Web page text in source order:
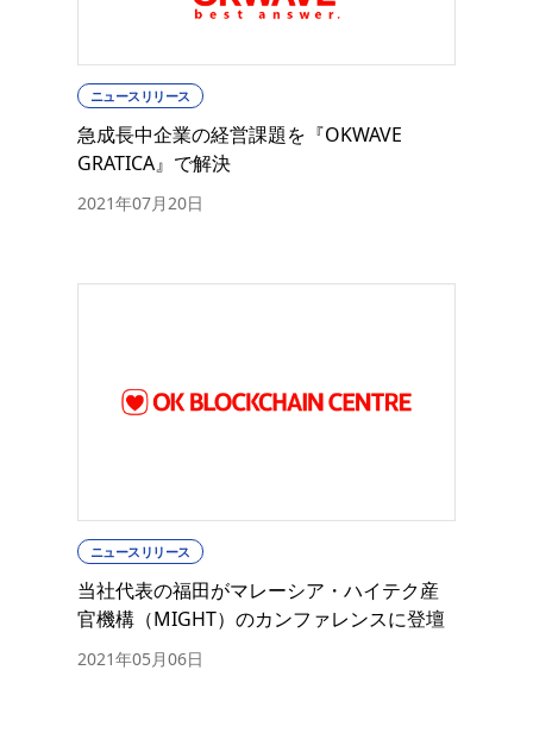
ニュースリリース
急成長中企業の経営課題を『OKWAVE
GRATICA』で解決
2021年07月20日
ニュースリリース
当社代表の福田がマレーシア・ハイテク産
官機構（MIGHT）のカンファレンスに登壇
2021年05月06日